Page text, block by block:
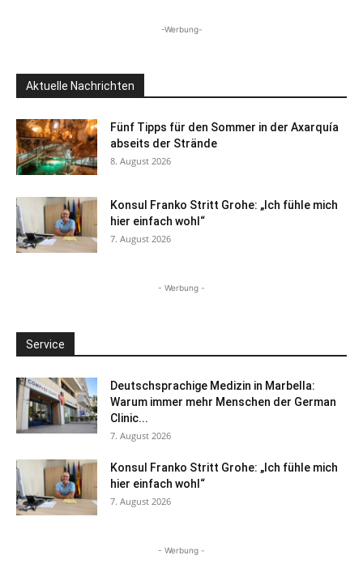
-Werbung-
Aktuelle Nachrichten
Fünf Tipps für den Sommer in der Axarquía
abseits der Strände
8. August 2026
Konsul Franko Stritt Grohe: „Ich fühle mich
hier einfach wohl“
7. August 2026
- Werbung -
Service
Deutschsprachige Medizin in Marbella:
Warum immer mehr Menschen der German
Clinic...
7. August 2026
Konsul Franko Stritt Grohe: „Ich fühle mich
hier einfach wohl“
7. August 2026
- Werbung -